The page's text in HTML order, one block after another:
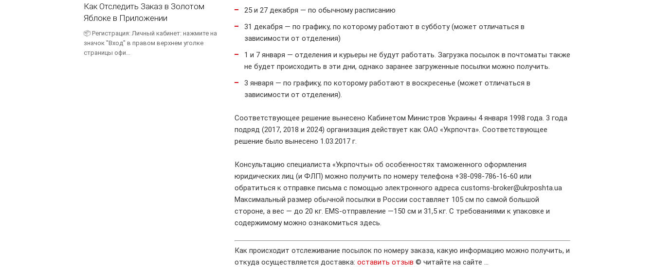
25 и 27 декабря — по обычному расписанию
31 декабря — по графику, по которому работают в субботу (может отличаться в
зависимости от отделения)
1 и 7 января — отделения и курьеры не будут работать. Загрузка посылок в почтоматы также
не будет происходить в эти дни, однако заранее загруженные посылки можно получить.
3 января — по графику, по которому работают в воскресенье (может отличаться в
зависимости от отделения).
Соответствующее решение вынесено Кабинетом Министров Украины 4 января 1998 года. 3 года
подряд (2017, 2018 и 2024) организация действует как ОАО «Укрпочта». Соответствующее
решение было вынесено 1.03.2017 г.
Консультацию специалиста «Укрпочты» об особенностях таможенного оформления
юридических лиц (и ФЛП) можно получить по номеру телефона +38-098-786-16-60 или
обратиться к отправке письма с помощью электронного адреса customs-broker@ukrposhta.ua
Максимальный размер обычной посылки в России составляет 105 см по самой большой
стороне, а вес — до 20 кг. EMS-отправление —150 см и 31,5 кг. С требованиями к упаковке и
содержимому можно ознакомиться здесь.
Как происходит отслеживание посылок по номеру заказа, какую информацию можно получить, и
откуда осуществляется доставка: оставить отзыв © читайте на сайте …
Как Отследить Заказ в Золотом
Яблоке в Приложении
📦 Регистрация: Личный кабинет: нажмите на
значок "Вход" в правом верхнем уголке
страницы офи...